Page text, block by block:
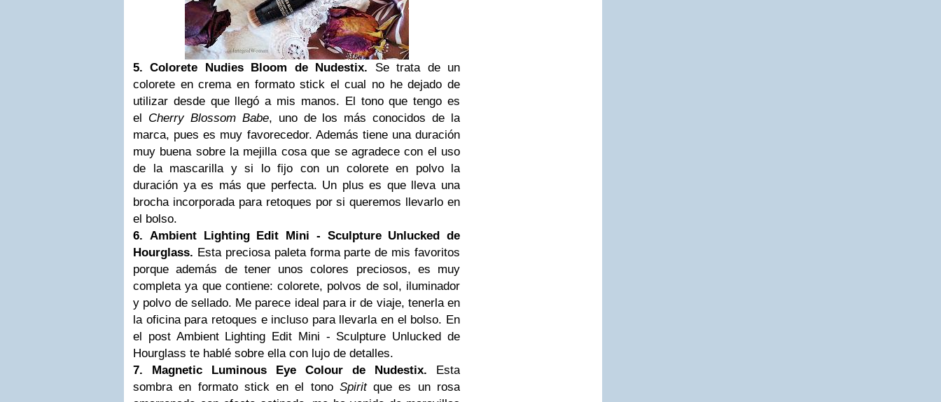
5. Colorete Nudies Bloom de Nudestix. Se trata de un
colorete en crema en formato stick el cual no he dejado de
utilizar desde que llegó a mis manos. El tono que tengo es
el Cherry Blossom Babe, uno de los más conocidos de la
marca, pues es muy favorecedor. Además tiene una duración
muy buena sobre la mejilla cosa que se agradece con el uso
de la mascarilla y si lo fijo con un colorete en polvo la
duración ya es más que perfecta. Un plus es que lleva una
brocha incorporada para retoques por si queremos llevarlo en
el bolso.
6. Ambient Lighting Edit Mini - Sculpture Unlucked de
Hourglass. Esta preciosa paleta forma parte de mis favoritos
porque además de tener unos colores preciosos, es muy
completa ya que contiene: colorete, polvos de sol, iluminador
y polvo de sellado. Me parece ideal para ir de viaje, tenerla en
la oficina para retoques e incluso para llevarla en el bolso. En
el post Ambient Lighting Edit Mini - Sculpture Unlucked de
Hourglass te hablé sobre ella con lujo de detalles.
7. Magnetic Luminous Eye Colour de Nudestix. Esta
sombra en formato stick en el tono Spiritque es un rosa